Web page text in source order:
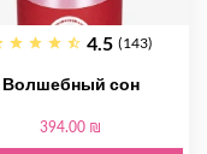
4.5 (143)
Волшебный сон
394.00 ₪